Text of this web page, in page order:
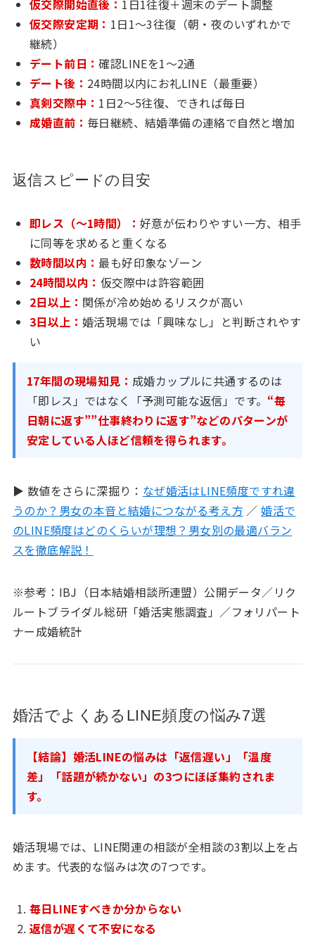
仮交際開始直後： 1日1往復＋週末のデート調整
仮交際安定期： 1日1〜3往復（朝・夜のいずれかで
継続）
デート前日：確認LINEを1〜2通
デート後： 24時間以内にお礼LINE（最重要）
真剣交際中： 1日2〜5往復、できれば毎日
成婚直前： 毎日継続、結婚準備の連絡で自然と増加
返信スピードの目安
即レス（〜1時間）： 好意が伝わりやすい一方、相手
に同等を求めると重くなる
数時間以内：最も好印象なゾーン
24時間以内： 仮交際中は許容範囲
2日以上： 関係が冷め始めるリスクが高い
3日以上： 婚活現場では「興味なし」と判断されやす
い
17年間の現場知見： 成婚カップルに共通するのは
「即レス」ではなく「予測可能な返信」です。 “毎
日朝に返す””仕事終わりに返す”などのパターンが
安定している人ほど信頼を得られます。
▶ 数値をさらに深掘り： なぜ婚活はLINE頻度ですれ違
うのか？男女の本音と結婚につながる考え方／婚活で
のLINE頻度はどのくらいが理想？男女別の最適バラン
スを徹底解説！
※参考：IBJ（日本結婚相談所連盟）公開データ／リク
ルートブライダル総研「婚活実態調査」／フォリパート
ナー成婚統計
婚活でよくあるLINE頻度の悩み7選
【結論】婚活LINEの悩みは「返信遅い」「温度
差」「話題が続かない」の3つにほぼ集約されま
す。
婚活現場では、LINE関連の相談が全相談の3割以上を占
めます。代表的な悩みは次の7つです。
毎日LINEすべきか分からない
返信が遅くて不安になる